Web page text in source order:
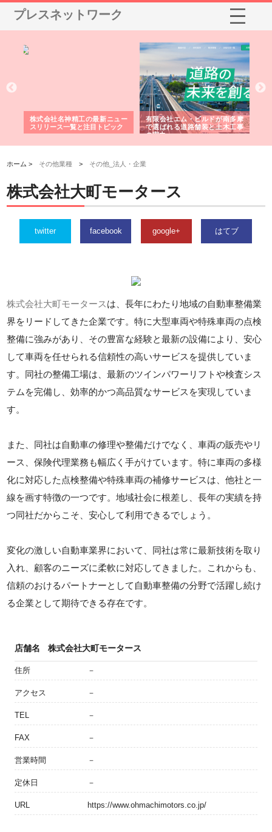
プレスネットワーク
株式会社名神精工の最新ニュー
スリリース一覧と注目トピック
有限会社エム・ビルドが南多摩
で選ばれる道路舗装と土木工事
の実力
ホーム > その他業種 > その他_法人・企業
株式会社大町モータース
twitter facebook google+ はてブ
株式会社大町モータース は、長年にわたり地域の自動車整備業
界をリードしてきた企業です。特に大型車両や特殊車両の点検
整備に強みがあり、その豊富な経験と最新の設備により、安心
して車両を任せられる信頼性の高いサービスを提供していま
す。同社の整備工場は、最新のツインパワーリフトや検査シス
テムを完備し、効率的かつ高品質なサービスを実現していま
す。
また、同社は自動車の修理や整備だけでなく、車両の販売やリ
ース、保険代理業務も幅広く手がけています。特に車両の多様
化に対応した点検整備や特殊車両の補修サービスは、他社と一
線を画す特徴の一つです。地域社会に根差し、長年の実績を持
つ同社だからこそ、安心して利用できるでしょう。
変化の激しい自動車業界において、同社は常に最新技術を取り
入れ、顧客のニーズに柔軟に対応してきました。これからも、
信頼のおけるパートナーとして自動車整備の分野で活躍し続け
る企業として期待できる存在です。
店舗名 株式会社大町モータース
住所 －
アクセス －
TEL －
FAX －
営業時間 －
定休日 －
URL https://www.ohmachimotors.co.jp/